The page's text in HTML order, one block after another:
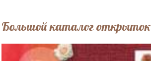
Большой каталог открыток